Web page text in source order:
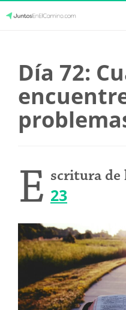
contentDía 72:
E scritura de
23